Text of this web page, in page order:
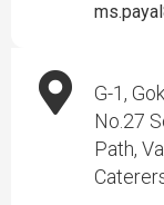
G-1,
No.27
Path,